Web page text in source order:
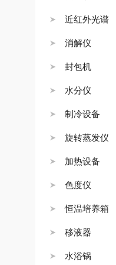
近红外光谱
消解仪
封包机
水分仪
制冷设备
旋转蒸发仪
加热设备
色度仪
恒温培养箱
移液器
水浴锅